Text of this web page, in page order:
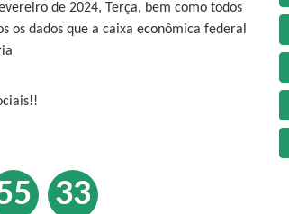
de 2024, Terça, bem como todos
os dados que a caixa econômica federal
33